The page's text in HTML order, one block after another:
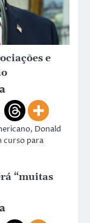
e
Donald
curso para
“muitas